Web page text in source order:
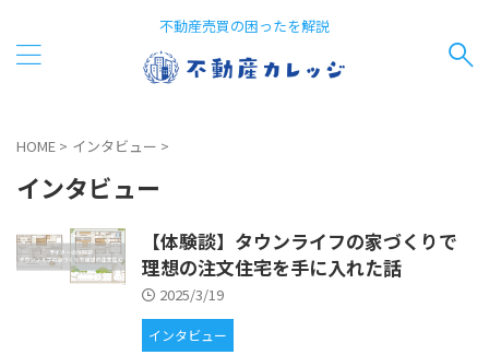
不動産売買の困ったを解説
HOME > インタビュー >
インタビュー
【体験談】タウンライフの家づくりで
理想の注文住宅を手に入れた話
2025/3/19
インタビュー